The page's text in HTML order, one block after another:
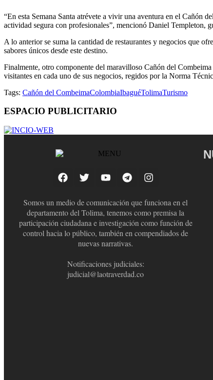
“En esta Semana Santa atrévete a vivir una aventura en el Cañón
actividad segura con profesionales”, mencionó Daniel Templeton,
A lo anterior se suma la cantidad de restaurantes y negocios que
sabores únicos desde este destino.
Finalmente, otro componente del maravilloso Cañón del
visitantes en cada uno de sus negocios, regidos por la Norma
Tags: Cañón del CombeimaColombiaIbaguéTolimaTurismo
ESPACIO PUBLICITARIO
Somos un medio de comunicación que funciona en el
departamento del Tolima, tenemos como premisa la
participación ciudadana e investigación como función de
control hacia lo público, también en compendiados de
nuevas narrativas.
Notificaciones judiciales:
judicial@laotraverdad.co